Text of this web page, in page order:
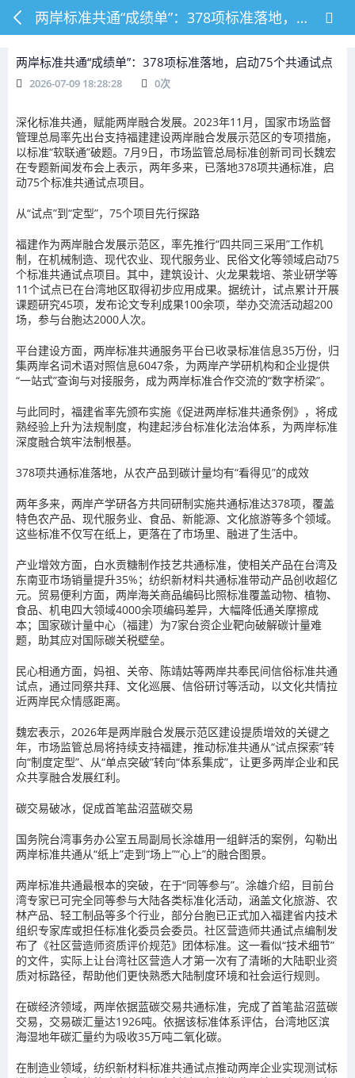
两岸标准共通“成绩单”：378项标准落地，启动75个共通试点
两岸标准共通“成绩单”：378项标准落地，启动75个共通试点
2026-07-09 18:28:28 0次
深化标准共通，赋能两岸融合发展。2023年11月，国家市场监督
管理总局率先出台支持福建建设两岸融合发展示范区的专项措施，
以标准“软联通”破题。7月9日，市场监管总局标准创新司司长魏宏
在专题新闻发布会上表示，两年多来，已落地378项共通标准，启
动75个标准共通试点项目。
从“试点”到“定型”，75个项目先行探路
福建作为两岸融合发展示范区，率先推行“四共同三采用”工作机
制，在机械制造、现代农业、现代服务业、民俗文化等领域启动75
个标准共通试点项目。其中，建筑设计、火龙果栽培、茶业研学等
11个试点已在台湾地区取得初步应用成果。据统计，试点累计开展
课题研究45项，发布论文专利成果100余项，举办交流活动超200
场，参与台胞达2000人次。
平台建设方面，两岸标准共通服务平台已收录标准信息35万份，归
集两岸名词术语对照信息6047条，为两岸产学研机构和企业提供
“一站式”查询与对接服务，成为两岸标准合作交流的“数字桥梁”。
与此同时，福建省率先颁布实施《促进两岸标准共通条例》，将成
熟经验上升为法规制度，构建起涉台标准化法治体系，为两岸标准
深度融合筑牢法制根基。
378项共通标准落地，从农产品到碳计量均有“看得见”的成效
两年多来，两岸产学研各方共同研制实施共通标准达378项，覆盖
特色农产品、现代服务业、食品、新能源、文化旅游等多个领域。
这些标准不仅写在纸上，更落在了市场里、融进了生活中。
产业增效方面，白水贡糖制作技艺共通标准，使相关产品在台湾及
东南亚市场销量提升35%；纺织新材料共通标准带动产品创收超亿
元。贸易便利方面，两岸海关商品编码比照标准覆盖动物、植物、
食品、机电四大领域4000余项编码差异，大幅降低通关摩擦成
本；国家碳计量中心（福建）为7家台资企业靶向破解碳计量难
题，助其应对国际碳关税壁垒。
民心相通方面，妈祖、关帝、陈靖姑等两岸共奉民间信俗标准共通
试点，通过同祭共拜、文化巡展、信俗研讨等活动，以文化共情拉
近两岸民众情感距离。
魏宏表示，2026年是两岸融合发展示范区建设提质增效的关键之
年，市场监管总局将持续支持福建，推动标准共通从“试点探索”转
向“制度定型”、从“单点突破”转向“体系集成”，让更多两岸企业和民
众共享融合发展红利。
碳交易破冰，促成首笔盐沼蓝碳交易
国务院台湾事务办公室五局副局长涂雄用一组鲜活的案例，勾勒出
两岸标准共通从“纸上”走到“场上”“心上”的融合图景。
两岸标准共通最根本的突破，在于“同等参与”。涂雄介绍，目前台
湾专家已可完全同等参与大陆各类标准化活动，涵盖文化旅游、农
林产品、轻工制品等多个行业，部分台胞已正式加入福建省内技术
组织专家库或担任标准化委员会委员。社区营造师共通试点编制发
布了《社区营造师资质评价规范》团体标准。这一看似“技术细节”
的文件，实际上让台湾社区营造人才第一次有了清晰的大陆职业资
质对标路径，帮助他们更快熟悉大陆制度环境和社会运行规则。
在碳经济领域，两岸依据蓝碳交易共通标准，完成了首笔盐沼蓝碳
交易，交易碳汇量达1926吨。依据该标准体系评估，台湾地区滨
海湿地年碳汇量约为吸收35万吨二氧化碳。
在制造业领域，纺织新材料标准共通试点推动两岸企业实现测试标